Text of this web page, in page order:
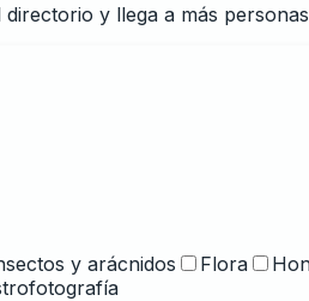
y llega a más
y arácnidos Flora